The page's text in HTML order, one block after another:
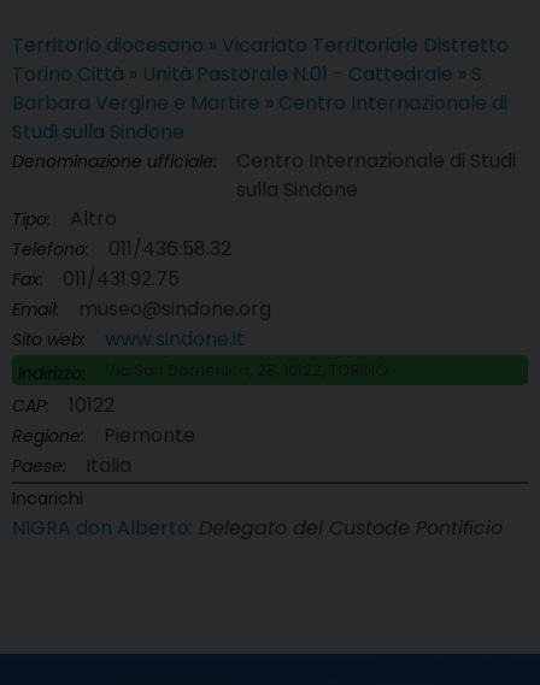
Territorio diocesano » Vicariato Territoriale Distretto
Torino Città » Unità Pastorale N.01 - Cattedrale » S.
Barbara Vergine e Martire » Centro Internazionale di
Studi sulla Sindone
Denominazione ufficiale:
Centro Internazionale di Studi
sulla Sindone
Tipo: Altro
Telefono: 011/436.58.32
Fax: 011/431.92.75
Email: museo@sindone.org
Sito web: www.sindone.it
Indirizzo:
CAP: 10122
Regione: Piemonte
Paese: Italia
Incarichi
NIGRA don Alberto : Delegato del Custode Pontificio